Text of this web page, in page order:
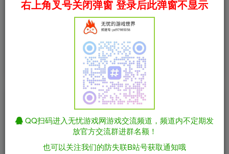
0:00/01:07 speed
库存猎人模拟器/仓库猎人模拟器/Storage
Hunter Simulator Build.21070136（官中）
免费资源
库存猎人模拟器/仓库猎人模拟器/Storage
右上角叉号关闭弹窗 登录后此弹窗不显示
QQ扫码进入无忧游戏网游戏交流频道，频道内不定期发
放官方交流群进群名额！
也可以关注我们的防失联B站号获取通知哦